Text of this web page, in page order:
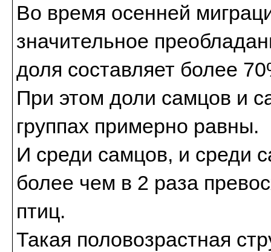
Во время осенней
значительное
доля составляет более
При этом доли самцов и
группах примерно равны.
И среди самцов, и среди
более чем в 2 раза
птиц.
Такая половозрастная